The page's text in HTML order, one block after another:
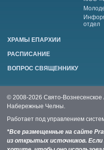
отдел
ХРАМЫ ЕПАРХИИ
РАСПИСАНИЕ
ВОПРОС СВЯЩЕННИКУ
© 2008-2026 Свято-Вознесенское
Набережные Челны.
Работает под управлением
*Все размещенные на сайте
из открытых источников.